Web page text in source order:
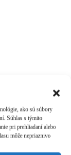
ako sú súbory
Súhlas s týmito
pri prehliadaní alebo
môže nepriaznivo